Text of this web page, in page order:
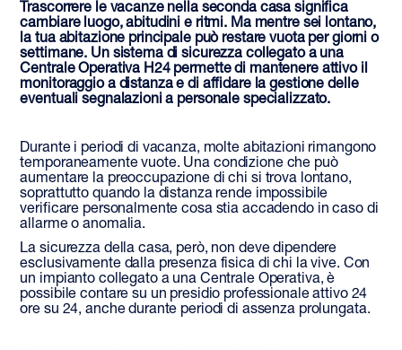
Trascorrere le vacanze nella seconda casa significa
cambiare luogo, abitudini e ritmi. Ma mentre sei lontano,
la tua abitazione principale può restare vuota per giorni o
settimane. Un sistema di sicurezza collegato a una
Centrale Operativa H24 permette di mantenere attivo il
monitoraggio a distanza e di affidare la gestione delle
eventuali segnalazioni a personale specializzato.
Durante i periodi di vacanza, molte abitazioni rimangono
temporaneamente vuote. Una condizione che può
aumentare la preoccupazione di chi si trova lontano,
soprattutto quando la distanza rende impossibile
verificare personalmente cosa stia accadendo in caso di
allarme o anomalia.
La sicurezza della casa, però, non deve dipendere
esclusivamente dalla presenza fisica di chi la vive. Con
un impianto collegato a una Centrale Operativa, è
possibile contare su un presidio professionale attivo 24
ore su 24, anche durante periodi di assenza prolungata.